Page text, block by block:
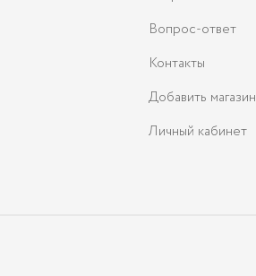
Вопрос-ответ
Контакты
Добавить магазин
Личный кабинет